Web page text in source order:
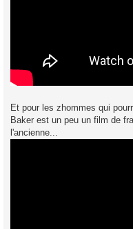
Et pour les zhommes qui
Baker est un peu un film de
l'ancienne...